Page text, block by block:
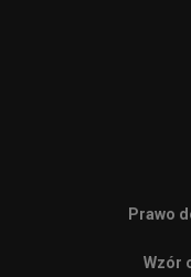
Prawo
Wzór